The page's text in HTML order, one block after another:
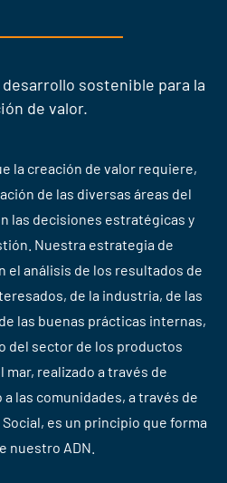
sostenible para la
de valor.
la creación de valor requiere,
de las diversas áreas del
las decisiones estratégicas y
Nuestra estrategia de
el análisis de los resultados de
de la industria, de las
las buenas prácticas internas,
del sector de los productos
mar, realizado a través de
las comunidades, a través de
es un principio que forma
nuestro ADN.